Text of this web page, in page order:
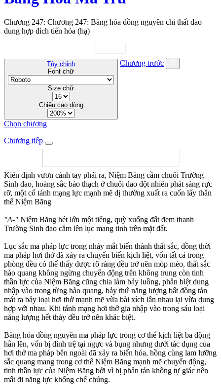
Chương 247: Chương 247: Băng hỏa đồng nguyên chi thất đao
dung hợp đích tiến hóa (hạ)
Tùy chỉnh
Font chữ
Size chữ
Chiều cao dòng
Chương trước
Chọn chương
Chương tiếp
Kiên định vươn cánh tay phải ra, Niệm Băng cầm chuôi Trường
Sinh đao, hoàng sắc bảo thạch ở chuôi đao đột nhiên phát sáng rực
rỡ, một cổ tánh mạng lực mạnh mẽ dị thường xuất ra cuốn lấy thân
thể Niệm Băng
"A-" Niệm Băng hét lớn một tiếng, quỳ xuống đất đem thanh
Trường Sinh đao cắm lên lục mang tinh trên mặt đất.
Lục sắc ma pháp lực trong nháy mắt biến thành thất sắc, đồng thời
ma pháp hơi thở đã xảy ra chuyển biến kịch liệt, vốn tất cả trong
phòng đều có thể thấy được rõ ràng đều trở nên móp méo, thất sắc
hào quang không ngừng chuyển động trên không trung còn tinh
thần lực của Niệm Băng cũng chia làm bảy luồng, phân biệt dung
nhập vào trong từng hào quang, bảy thứ năng lượng bất đồng tản
mát ra bảy loại hơi thở mạnh mẽ vừa bài xích lẫn nhau lại vừa dung
hợp với nhau. Khi tánh mạng hơi thở gia nhập vào trong sáu loại
năng lượng hết thảy đều trở nên khác biệt.
Băng hỏa đồng nguyên ma pháp lực trong cơ thể kịch liệt ba động
hẳn lên, vốn bị đình trệ tại ngực và bụng nhưng dưới tác dụng của
hơi thở ma pháp bên ngoài đã xảy ra biến hóa, hồng cùng lam lưỡng
sắc quang mang trong cơ thể Niệm Băng mạnh mẽ chuyển động,
tinh thần lực của Niệm Băng bởi vì bị phân tán không tự giác nên
mất đi năng lực khống chế chúng.